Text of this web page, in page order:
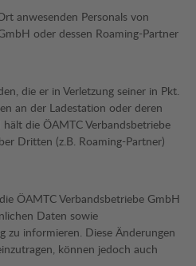
anwesenden Personals von
oder dessen Roaming-Partner
die er in Verletzung seiner in Pkt.
an der Ladestation oder deren
die ÖAMTC Verbandsbetriebe
Dritten (z.B. Roaming-Partner)
ÖAMTC Verbandsbetriebe GmbH
Daten sowie
zu informieren. Diese Änderungen
können jedoch auch